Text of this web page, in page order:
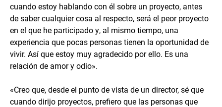
cuando estoy hablando con él sobre un proyecto, antes
de saber cualquier cosa al respecto, será el peor proyecto
en el que he participado y, al mismo tiempo, una
experiencia que pocas personas tienen la oportunidad de
vivir. Así que estoy muy agradecido por ello. Es una
relación de amor y odio».
«Creo que, desde el punto de vista de un director, sé que
cuando dirijo proyectos, prefiero que las personas que